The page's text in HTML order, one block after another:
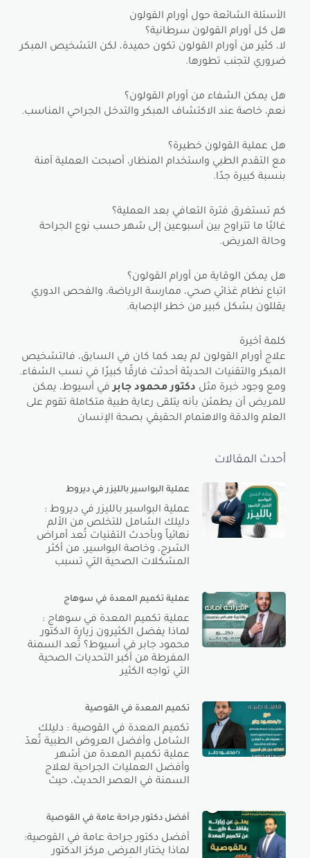
الأسئلة الشائعة حول أورام القولون
هل كل أورام القولون سرطانية؟
لا، كثير من أورام القولون تكون حميدة، لكن التشخيص المبكر
ضروري لتجنب تطورها.
هل يمكن الشفاء من أورام القولون؟
نعم، خاصة عند الاكتشاف المبكر والتدخل الجراحي المناسب.
هل عملية القولون خطيرة؟
مع التقدم الطبي واستخدام المنظار، أصبحت العملية آمنة
بنسبة كبيرة جدًا.
كم تستغرق فترة التعافي بعد العملية؟
غالبًا ما تتراوح بين أسبوعين إلى شهر حسب نوع الجراحة
وحالة المريض.
هل يمكن الوقاية من أورام القولون؟
اتباع نظام غذائي صحي، ممارسة الرياضة، والفحص الدوري
يقللون بشكل كبير من خطر الإصابة.
كلمة أخيرة
علاج أورام القولون لم يعد كما كان في السابق، فالتشخيص
المبكر والتقنيات الحديثة أحدثت فارقًا كبيرًا في نسب الشفاء.
ومع وجود خبرة مثل دكتور محمود جابرفي أسيوط، يمكن
للمريض أن يطمئن بأنه يتلقى رعاية طبية متكاملة تقوم على
العلم والدقة والاهتمام الحقيقي بصحة الإنسان
أحدث المقالات
عملية البواسير بالليزر في ديروط
عملية البواسير بالليزر في ديروط :
دليلك الشامل للتخلص من الألم
نهائياً وبأحدث التقنيات تُعد أمراض
الشرج، وخاصة البواسير، من أكثر
المشكلات الصحية التي تسبب
عملية تكميم المعدة في سوهاج
عملية تكميم المعدة في سوهاج :
لماذا يفضل الكثيرون زيارة الدكتور
محمود جابر في أسيوط؟ تُعد السمنة
المفرطة من أكبر التحديات الصحية
التي تواجه الكثير
تكميم المعدة في القوصية
تكميم المعدة في القوصية : دليلك
الشامل وأفضل العروض الطبية تُعدّ
عملية تكميم المعدة من أشهر
وأفضل العمليات الجراحية لعلاج
السمنة في العصر الحديث، حيث
أفضل دكتور جراحة عامة في القوصية
أفضل دكتور جراحة عامة في القوصية:
لماذا يختار المرضى مركز الدكتور